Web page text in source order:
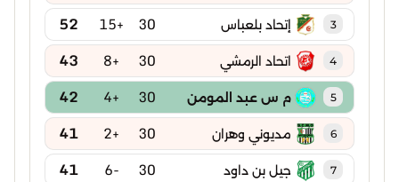
3 إتحاد بلعباس 30
+15
52
4 اتحاد الرمشي 30
+8
43
5 م س عبد المومن 30
+4
42
6 مديوني وهران 30
+2
41
7 جيل بن داود 30
-6
41